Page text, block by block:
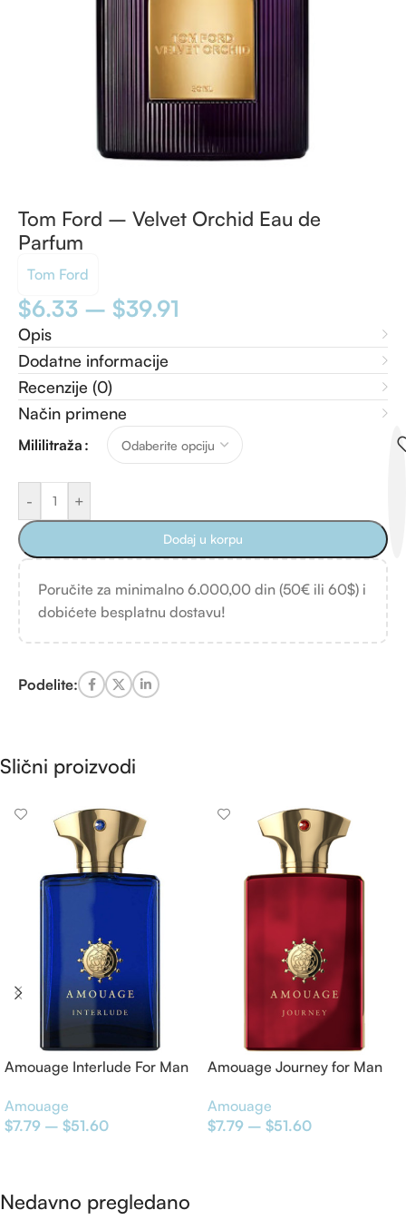
Tom Ford – Velvet Orchid Eau de
Parfum
Tom Ford
$6.33 – $39.91
Opis
Dodatne informacije
Recenzije (0)
Način primene
Mililitraža
- +
Dodaj u korpu
Poručite za minimalno 6.000,00 din (50€ ili 60$) i
dobićete besplatnu dostavu!
Podelite:
Slični proizvodi
Amouage Interlude For Man
Amouage
$7.79 – $51.60
Amouage Journey for Man
Amouage
$7.79 – $51.60
Nedavno pregledano